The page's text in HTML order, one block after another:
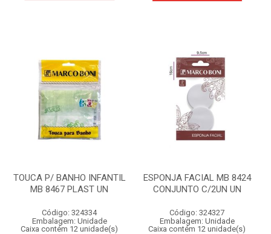
TOUCA P/ BANHO INFANTIL
MB 8467 PLAST UN
Código: 324334
Embalagem: Unidade
Caixa contém 12 unidade(s)
ESPONJA FACIAL MB 8424
CONJUNTO C/2UN UN
Código: 324327
Embalagem: Unidade
Caixa contém 12 unidade(s)